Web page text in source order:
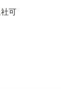
可